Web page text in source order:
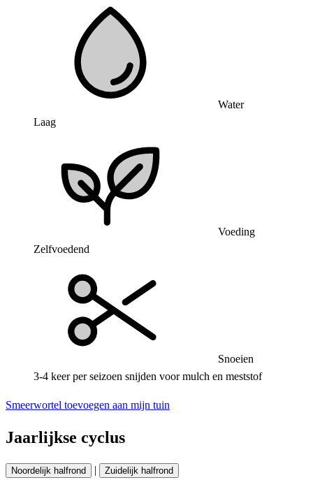
Water
Laag
Voeding
Zelfvoedend
Snoeien
3-4 keer per seizoen snijden voor mulch en meststof
Smeerwortel toevoegen aan mijn tuin
Jaarlijkse cyclus
Noordelijk halfrond | Zuidelijk halfrond